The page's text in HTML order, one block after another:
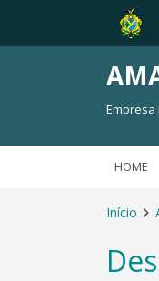
Empresa
HOME
Início